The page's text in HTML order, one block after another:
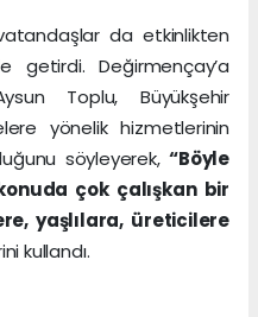
da etkinlikten
getirdi. Değirmençay’a
Toplu, Büyükşehir
yönelik hizmetlerinin
söyleyerek,“Böyle
çok çalışkan bir
yaşlılara, üreticilere
kullandı.